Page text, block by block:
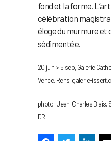
fond et la forme.
célébration
éloge du murmure et
sédimentée.
20 juin > 5 sep, Galerie
Vence. Rens: galerie-
photo : Jean-Charles Blais,
DR